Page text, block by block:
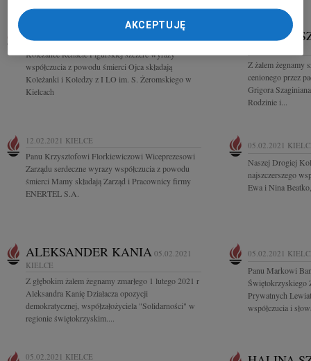
19.02.2021
Koleżance Renacie Figurskiej szczere wyrazy
współczucia z powodu śmierci Ojca składają
Koleżanki i Koledzy z I LO im. S. Żeromskiego w
Kielcach
GRIGOR
Z żalem żegnamy
cenionego przez
Grigora
Rodzinie i...
12.02.2021 KIELCE
Panu Krzysztofowi Florkiewiczowi Wiceprezesowi
Zarządu serdeczne wyrazy współczucia z powodu
śmierci Mamy składają Zarząd i Pracownicy firmy
ENERTEL S.A.
05.02.2021
Naszej Drogiej
najszczerszego
Ewa i Nina
ALEKSANDER KANIA 05.02.2021
KIELCE
Z głębokim żalem żegnamy zmarłego 1 lutego 2021 r
Aleksandra Kanię Działacza opozycji
demokratycznej, współzałożyciela "Solidarności" w
regionie świętokrzyskim....
05.02.2021
Panu Markowi
Świętokrzyskiego
Prywatnych
współczucia i
05.02.2021 KIELCE
AKCEPTUJĘ